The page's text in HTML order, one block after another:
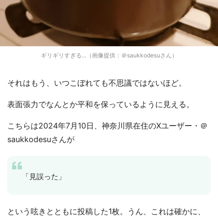
ギリギリすぎる...（画像提供：＠saukkodesuさん）
それはもう、いつこぼれても不思議ではないほど。
表面張力でなんとか平和を保っているように見える。
こちらは2024年7月10日、神奈川県在住のXユーザー・＠
saukkodesuさんが
「見誤った」
という呟きとともに投稿した1枚。うん、これは確かに、